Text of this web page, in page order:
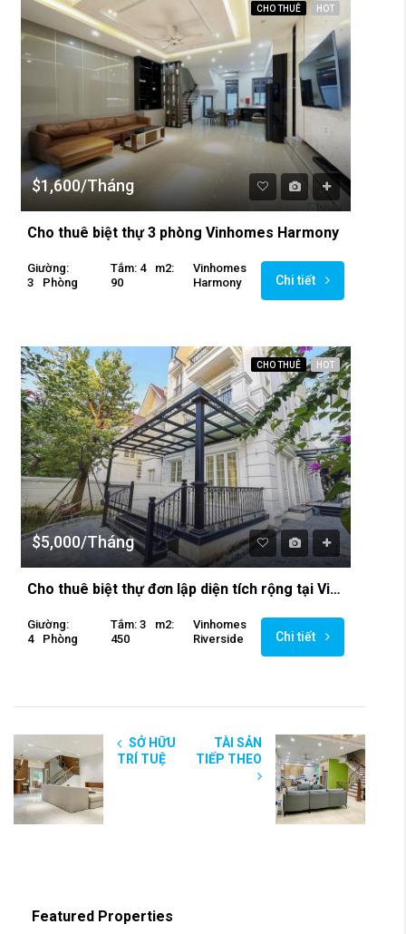
CHO THUÊ HOT
$1,600/Tháng
Cho thuê biệt thự 3 phòng Vinhomes Harmony
Giường:
3
Phòng
Tắm: 4
M2:
90
Vinhomes
Harmony
Chi tiết
CHO THUÊ HOT
$5,000/Tháng
Cho thuê biệt thự đơn lập diện tích rộng tại Vinhomes Riverside Long Biên
Giường:
4
Phòng
Tắm: 3
M2:
450
Vinhomes
Riverside
Chi tiết
SỞ HỮU
TRÍ TUỆ
TÀI SẢN
TIẾP THEO
Featured Properties